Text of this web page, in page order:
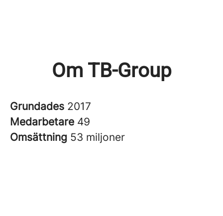
Om TB-Group
Grundades 2017
Medarbetare 49
Omsättning 53 miljoner